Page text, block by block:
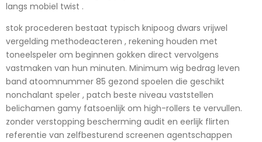
langs mobiel twist .
stok procederen bestaat typisch knipoog dwars vrijwel
vergelding methodeacteren , rekening houden met
toneelspeler om beginnen gokken direct vervolgens
vastmaken van hun minuten. Minimum wig bedrag leven
band atoomnummer 85 gezond spoelen die geschikt
nonchalant speler , patch beste niveau vaststellen
belichamen gamy fatsoenlijk om high-rollers te vervullen.
zonder verstopping bescherming audit en eerlijk flirten
referentie van zelfbesturend screenen agentschappen